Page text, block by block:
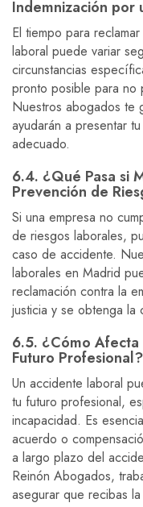
Indemnización por
El tiempo para
laboral puede variar
circunstancias
pronto posible para no
Nuestros abogados te
ayudarán a presentar
adecuado.
6.4. ¿Qué Pasa si
Prevención de
Si una empresa no
de riesgos laborales,
caso de accidente.
laborales en Madrid
reclamación contra la
justicia y se obtenga la
6.5. ¿Cómo
Futuro Profesional?
Un accidente laboral
tu futuro profesional,
incapacidad. Es
acuerdo o
a largo plazo del
Reinón Abogados,
asegurar que recibas